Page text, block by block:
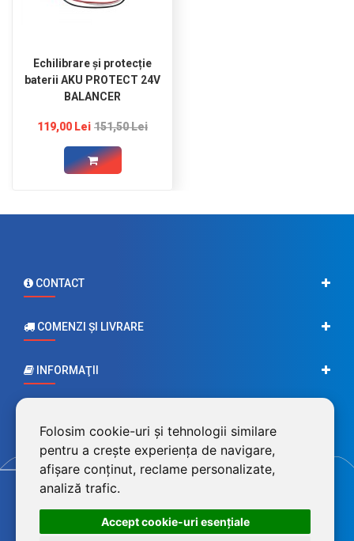
Folosim cookie-uri și tehnologii similare
pentru a crește experiența de navigare,
afișare conținut, reclame personalizate,
analiză trafic.
Accept cookie-uri esenţiale
Echilibrare și protecție
baterii AKU PROTECT 24V
BALANCER
119,00 Lei 151,50 Lei
CONTACT
COMENZI ŞI LIVRARE
INFORMAŢII